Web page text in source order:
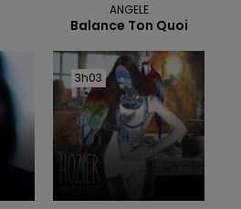
ANGELE
Balance Ton Quoi
3h03
3h03